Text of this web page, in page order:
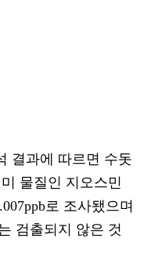
결과에 따르면 수돗
물질인 지오스민
로 조사됐으며
검출되지 않은 것